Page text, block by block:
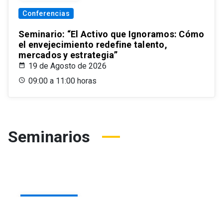
Conferencias
Seminario: “El Activo que Ignoramos: Cómo
el envejecimiento redefine talento,
mercados y estrategia”
19 de Agosto de 2026
09:00 a 11:00 horas
Seminarios